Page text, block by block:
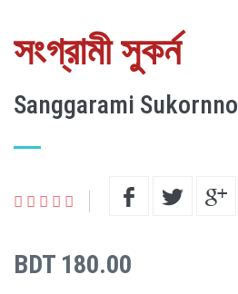
সংগ্রামী সুকর্ন
Sanggarami Sukornno
BDT 180.00